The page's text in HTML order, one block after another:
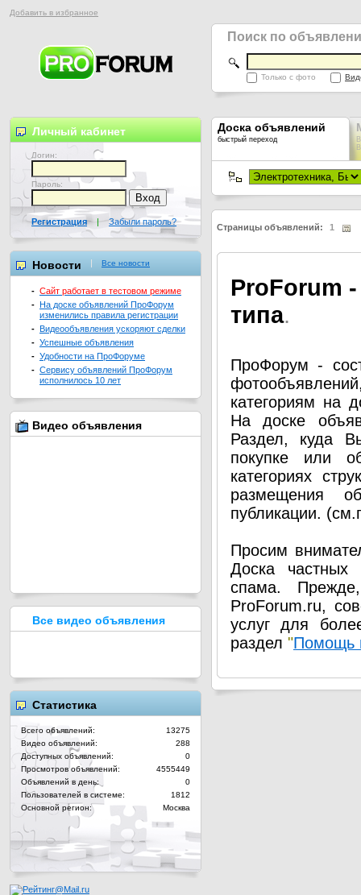
Добавить в избранное
Поиск по
Только с фото
Доска объявлений
быстрый переход
Страницы объявлений: 1
ProForum
типа.
ПроФорум -
категориям на
На доске
Раздел, куда
покупке или
категориях
размещения
публикации.
Просим
Доска частных
спама.
ProForum.ru,
услуг для
раздел "Помощь
Личный кабинет
Логин:
Пароль:
Регистрация | Забыли пароль?
Новости Все новости
- Сайт работает в тестовом режиме
- На доске объявлений ПроФорум
изменились правила регистрации
- Видеообъявления ускоряют сделки
- Успешные объявления
- Удобности на ПроФоруме
- Сервису объявлений ПроФорум
исполнилось 10 лет
Видео объявления
Все видео объявления
Статистика
Всего объявлений:
13275
Видео объявлений:
288
Доступных объявлений:
0
Просмотров объявлений:
4555449
Объявлений в день:
0
Пользователей в системе:
1812
Основной регион:
Москва